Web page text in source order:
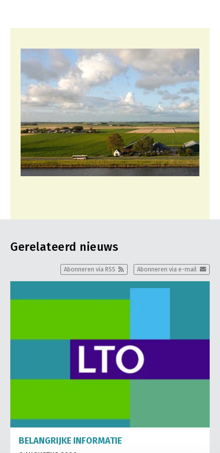
Gerelateerd nieuws
Abonneren via e-mail
Abonneren via RSS
BELANGRIJKE INFORMATIE